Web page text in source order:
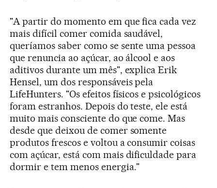
"A partir do momento em que fica cada vez
mais difícil comer comida saudável,
queríamos saber como se sente uma pessoa
que renuncia ao açúcar, ao álcool e aos
aditivos durante um mês", explica Erik
Hensel, um dos responsáveis pela
LifeHunters. "Os efeitos físicos e psicológicos
foram estranhos. Depois do teste, ele está
muito mais consciente do que come. Mas
desde que deixou de comer somente
produtos frescos e voltou a consumir coisas
com açúcar, está com mais dificuldade para
dormir e tem menos energia."